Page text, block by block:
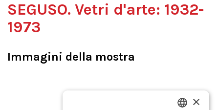
SEGUSO. Vetri d'arte: 1932-
1973
Immagini della mostra
×